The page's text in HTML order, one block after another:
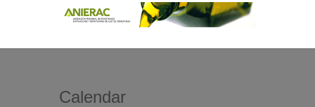
Calendar